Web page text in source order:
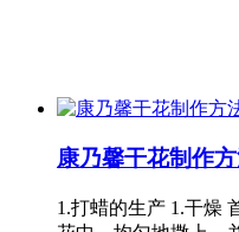
康乃馨干花制作
1.打蜡的生产 1.干燥